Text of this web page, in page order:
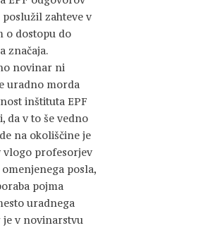
poslužil zahteve v
o dostopu do
značaja.
novinar ni
uradno morda
inštituta EPF
da v to še vedno
na okoliščine je
vlogo profesorjev
posla,
pojma
uradnega
v novinarstvu